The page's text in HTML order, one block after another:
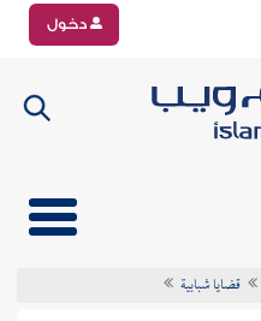
دخول
قضايا شبابية